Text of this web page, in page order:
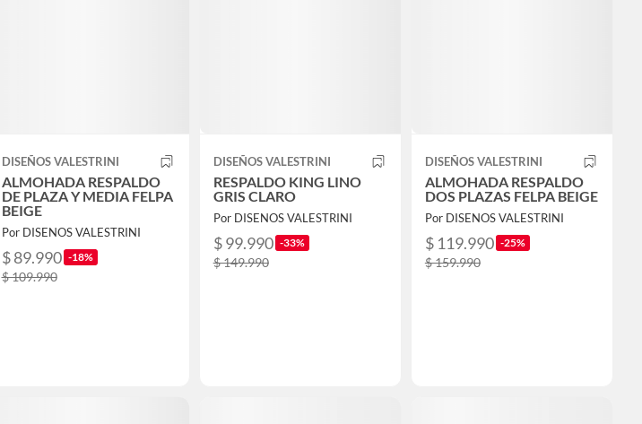
DISEÑOS VALESTRINI
ALMOHADA RESPALDO
DE PLAZA Y MEDIA FELPA
BEIGE
Por DISENOS VALESTRINI
$ 89.990 -18%
$ 109.990
DISEÑOS VALESTRINI
RESPALDO KING LINO
GRIS CLARO
Por DISENOS VALESTRINI
$ 99.990 -33%
$ 149.990
DISEÑOS VALESTRINI
ALMOHADA RESPALDO
DOS PLAZAS FELPA BEIGE
Por DISENOS VALESTRINI
$ 119.990 -25%
$ 159.990